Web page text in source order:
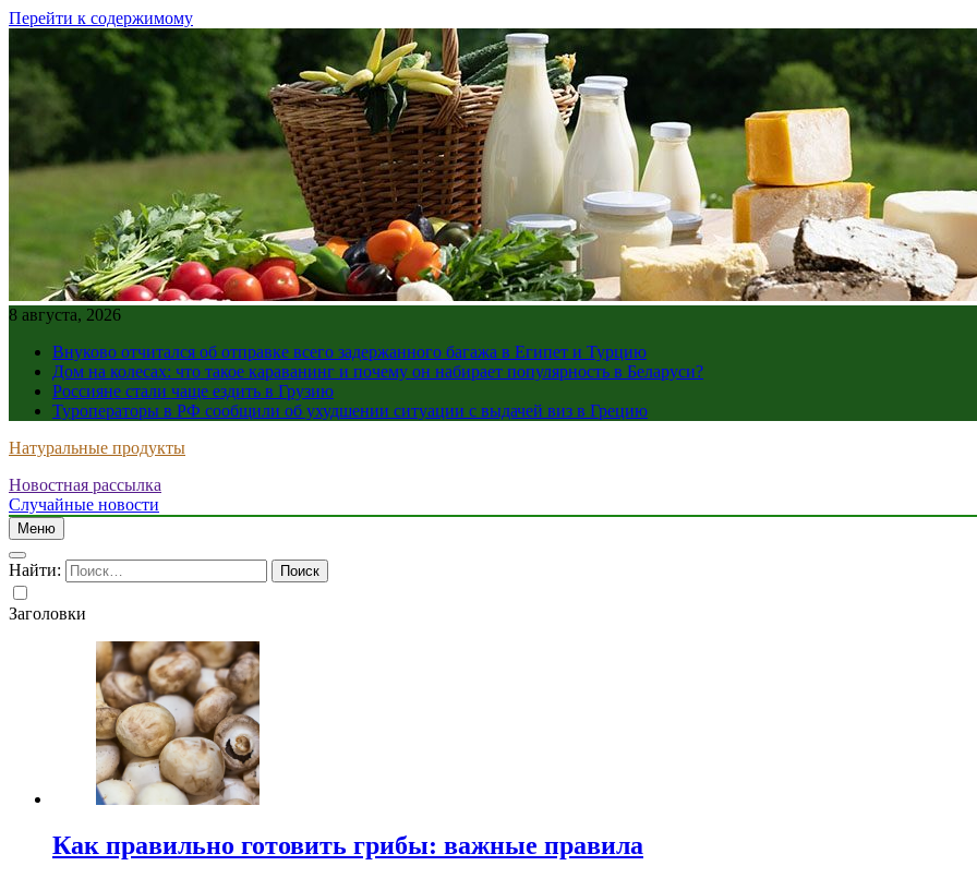
Перейти к содержимому
8 августа, 2026
Внуково отчитался об отправке всего задержанного багажа в Египет и Турцию
Дом на колесах: что такое караванинг и почему он набирает популярность в Беларуси?
Россияне стали чаще ездить в Грузию
Туроператоры в РФ сообщили об ухудшении ситуации с выдачей виз в Грецию
Натуральные продукты
Новостная рассылка
Случайные новости
Меню
Найти:
Заголовки
Как правильно готовить грибы: важные правила